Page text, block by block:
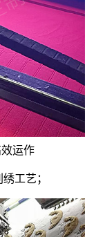
运作
工艺；